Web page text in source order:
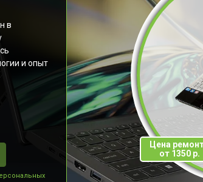
в
и опыт
Цена
от 1350 р.